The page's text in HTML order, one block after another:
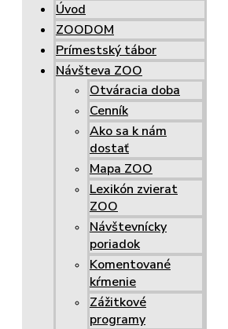
Úvod
ZOODOM
Prímestský tábor
Návšteva ZOO
Otváracia doba
Cenník
Ako sa k nám
dostať
Mapa ZOO
Lexikón zvierat
ZOO
Návštevnícky
poriadok
Komentované
kŕmenie
Zážitkové
programy